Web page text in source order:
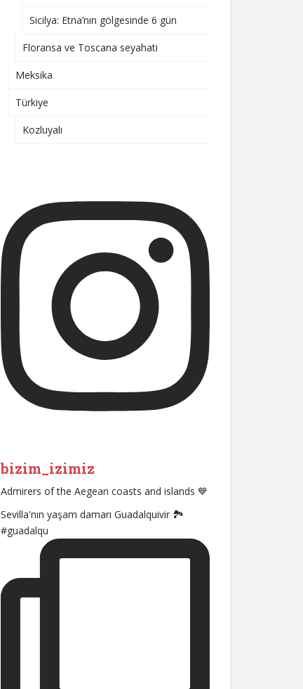
Sicilya: Etna’nın gölgesinde 6 gün
Floransa ve Toscana seyahati
Meksika
Türkiye
Kozluyalı
bizim_izimiz
Admirers of the Aegean coasts and islands 💙
Sevilla'nın yaşam damarı Guadalquivir 🏞
#guadalqu